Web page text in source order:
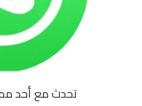
تحدث مع أحد